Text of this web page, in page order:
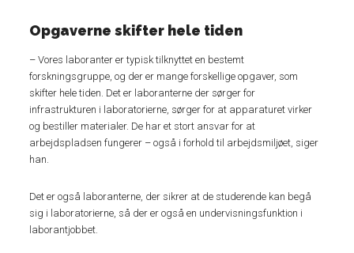
Opgaverne skifter hele tiden
– Vores laboranter er typisk tilknyttet en bestemt
forskningsgruppe, og der er mange forskellige opgaver, som
skifter hele tiden. Det er laboranterne der sørger for
infrastrukturen i laboratorierne, sørger for at apparaturet virker
og bestiller materialer. De har et stort ansvar for at
arbejdspladsen fungerer – også i forhold til arbejdsmiljøet, siger
han.
Det er også laboranterne, der sikrer at de studerende kan begå
sig i laboratorierne, så der er også en undervisningsfunktion i
laborantjobbet.